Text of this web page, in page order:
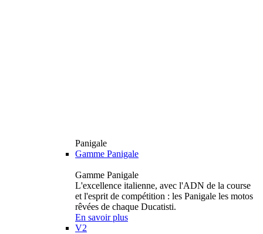
Panigale
Gamme Panigale
Gamme Panigale
L'excellence italienne, avec l'ADN de la course
et l'esprit de compétition : les Panigale les motos
rêvées de chaque Ducatisti.
En savoir plus
V2